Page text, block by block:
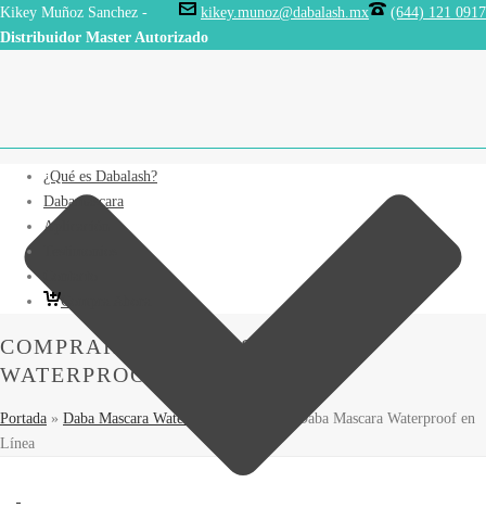
(644) 121 0917
kikey.munoz@dabalash.mx
Kikey Muñoz Sanchez -
Distribuidor Master Autorizado
¿Qué es Dabalash?
Dabamascara
Aplicación
Compra Ahora
COMPRAR DABA MASCARA
WATERPROOF EN LÍNEA
Portada » Daba Mascara Waterproof
Comprar Daba Mascara Waterproof en
Línea